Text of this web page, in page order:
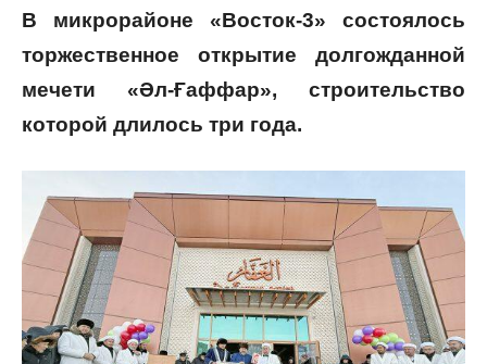
В микрорайоне «Восток-3» состоялось
торжественное открытие долгожданной
мечети «Әл-Ғаффар», строительство
которой длилось три года.